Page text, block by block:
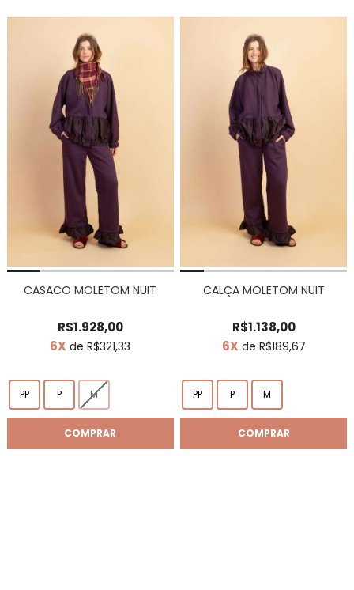
CASACO MOLETOM NUIT
R$1.928,00
6X de R$321,33
PP P M
COMPRAR
CALÇA MOLETOM NUIT
R$1.138,00
6X de R$189,67
PP P M
COMPRAR